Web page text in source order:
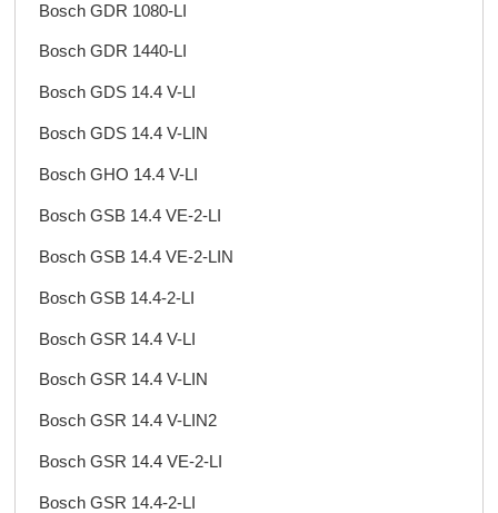
Bosch GDR 1080-LI
Bosch GDR 1440-LI
Bosch GDS 14.4 V-LI
Bosch GDS 14.4 V-LIN
Bosch GHO 14.4 V-LI
Bosch GSB 14.4 VE-2-LI
Bosch GSB 14.4 VE-2-LIN
Bosch GSB 14.4-2-LI
Bosch GSR 14.4 V-LI
Bosch GSR 14.4 V-LIN
Bosch GSR 14.4 V-LIN2
Bosch GSR 14.4 VE-2-LI
Bosch GSR 14.4-2-LI